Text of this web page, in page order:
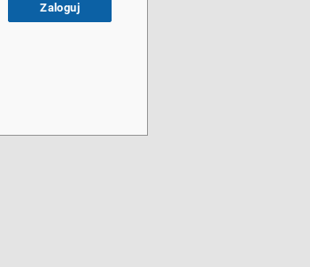
Zaloguj